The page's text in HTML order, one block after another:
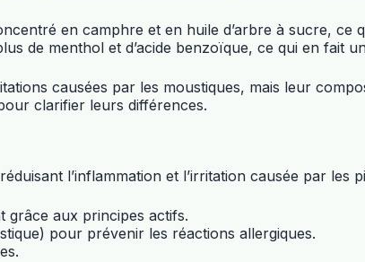
en camphre et en huile d’arbre à sucre,
de menthol et d’acide benzoïque, ce qui en fait
causées par les moustiques, mais leur
clarifier leurs différences.
l’inflammation et l’irritation causée par les
grâce aux principes actifs.
pour prévenir les réactions allergiques.